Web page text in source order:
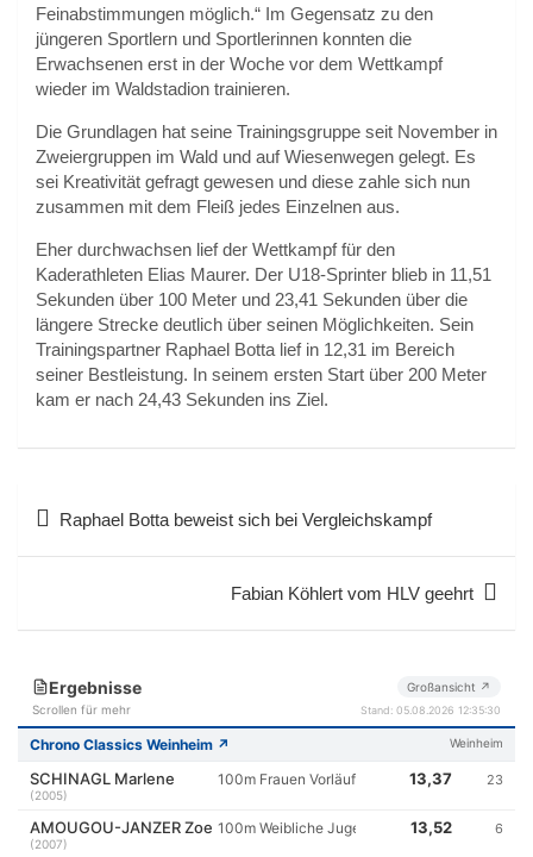
Feinabstimmungen möglich.“ Im Gegensatz zu den
jüngeren Sportlern und Sportlerinnen konnten die
Erwachsenen erst in der Woche vor dem Wettkampf
wieder im Waldstadion trainieren.
Die Grundlagen hat seine Trainingsgruppe seit November in
Zweiergruppen im Wald und auf Wiesenwegen gelegt. Es
sei Kreativität gefragt gewesen und diese zahle sich nun
zusammen mit dem Fleiß jedes Einzelnen aus.
Eher durchwachsen lief der Wettkampf für den
Kaderathleten Elias Maurer. Der U18-Sprinter blieb in 11,51
Sekunden über 100 Meter und 23,41 Sekunden über die
längere Strecke deutlich über seinen Möglichkeiten. Sein
Trainingspartner Raphael Botta lief in 12,31 im Bereich
seiner Bestleistung. In seinem ersten Start über 200 Meter
kam er nach 24,43 Sekunden ins Ziel.
Beitragsnavigation
Raphael Botta beweist sich bei Vergleichskampf
Fabian Köhlert vom HLV geehrt